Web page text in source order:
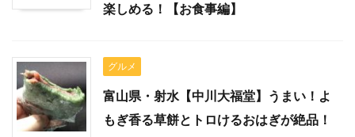
楽しめる！【お食事編】
グルメ
富山県・射水【中川大福堂】うまい！よ
もぎ香る草餅とトロけるおはぎが絶品！